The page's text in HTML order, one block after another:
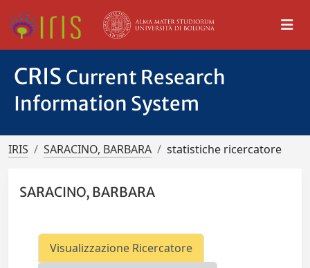
CRIS Current Research
Information System
IRIS SARACINO, BARBARA statistiche ricercatore
SARACINO, BARBARA
Visualizzazione Ricercatore